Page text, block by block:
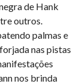
de Hank
outros.
palmas e
nas pistas
nos brinda